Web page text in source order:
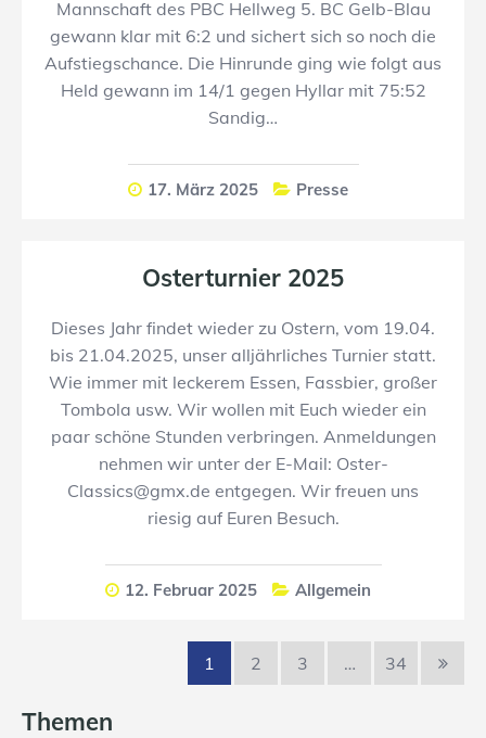
Mannschaft des PBC Hellweg 5. BC Gelb-Blau
gewann klar mit 6:2 und sichert sich so noch die
Aufstiegschance. Die Hinrunde ging wie folgt aus
Held gewann im 14/1 gegen Hyllar mit 75:52
Sandig…
17. März 2025 Presse
Osterturnier 2025
Dieses Jahr findet wieder zu Ostern, vom 19.04.
bis 21.04.2025, unser alljährliches Turnier statt.
Wie immer mit leckerem Essen, Fassbier, großer
Tombola usw. Wir wollen mit Euch wieder ein
paar schöne Stunden verbringen. Anmeldungen
nehmen wir unter der E-Mail: Oster-
Classics@gmx.de entgegen. Wir freuen uns
riesig auf Euren Besuch.
12. Februar 2025 Allgemein
1 2 3 … 34
Themen